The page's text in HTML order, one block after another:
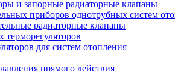
и запорные радиаторные клапаны
приборов однотрубных систем
радиаторные клапаны
для систем отопления
прямого действия